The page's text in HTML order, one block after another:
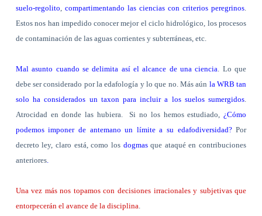
suelo-regolito compartimentando las ciencias con criterios peregrinos
Estos nos han impedido conocer mejor el ciclo hidrológico, los procesos
de contaminación de las aguas corrientes y subterráneas, etc.
Mal asunto cuando se delimita así el alcance de una ciencia . Lo que
debe ser considerado por la edafología y lo que no. Más aún la WRB tan
solo ha considerados un taxon para incluir a los suelos sumergidos
Atrocidad en donde las hubiera.
Si no los hemos estudiado,
¿Cómo
podemos imponer de antemano un límite a su edafodiversidad?Por
decreto ley, claro está, como los dogmasque ataqué en contribuciones
anteriores.
Una vez más nos topamos con decisiones irracionales y subjetivas que
entorpecerán el avance de la disciplina